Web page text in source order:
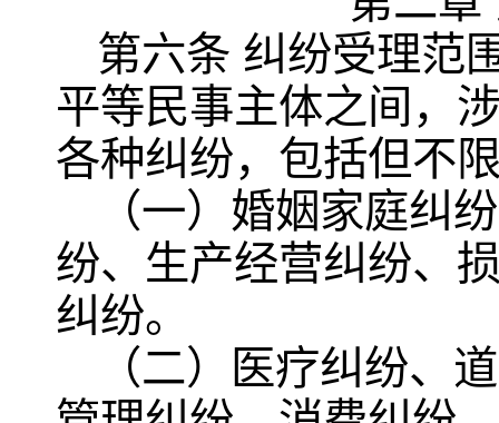
第六条 纠纷受理范
平等民事主体之间，
各种纠纷，包括但不
（一）婚姻家庭纠
纷、生产经营纠纷、
纠纷。
（二）医疗纠纷、